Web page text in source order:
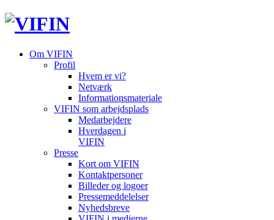
Om VIFIN
Profil
Hvem er vi?
Netværk
Informationsmateriale
VIFIN som arbejdsplads
Medarbejdere
Hverdagen i
VIFIN
Presse
Kort om VIFIN
Kontaktpersoner
Billeder og logoer
Pressemeddelelser
Nyhedsbreve